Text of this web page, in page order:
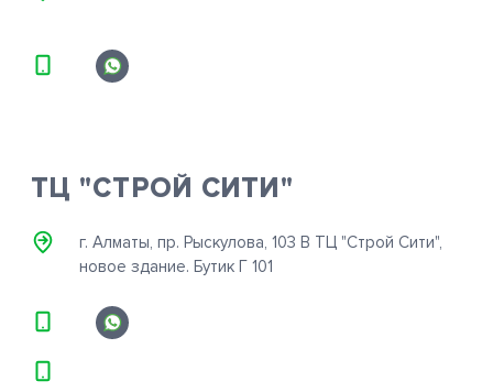
ТЦ "СТРОЙ СИТИ"
г. Алматы, пр. Рыскулова, 103 В ТЦ "Строй Сити",
новое здание. Бутик Г 101